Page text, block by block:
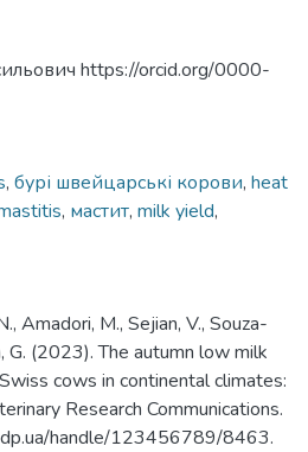
https://orcid.org/0000-
, бурі швейцарські корови, heat
, мастит, milk yield,
Amadori, M., Sejian, V., Souza-
G. (2023). The autumn low milk
cows in continental climates:
Research Communications.
handle/123456789/8463.